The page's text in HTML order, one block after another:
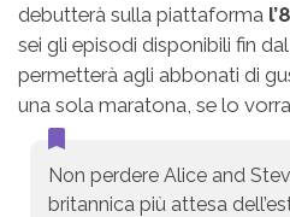
debutterà sulla piattaforma
sei gli episodi disponibili fin
permetterà agli abbonati di
una sola maratona, se lo
Non perdere Alice and
britannica più attesa